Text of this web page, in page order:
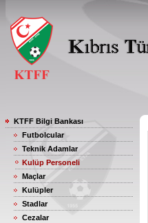
KTFF Bilgi Bankası
Futbolcular
Teknik Adamlar
Kulüp Personeli
Maçlar
Kulüpler
Stadlar
Cezalar